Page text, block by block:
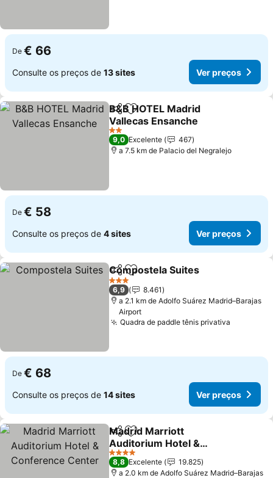
De € 66
Consulte os preços de 13 sites Ver preços
PartilharAdicionar aos favoritos
B&B HOTEL Madrid
Vallecas Ensanche
2 Estrelas
9,0 Excelente
467
a 7.5 km de Palacio del Negralejo
De € 58
Consulte os preços de 4 sites Ver preços
PartilharAdicionar aos favoritos
Compostela Suites
3 Estrelas
6,9
8.461
a 2.1 km de Adolfo Suárez Madrid–Barajas
Airport
Quadra de paddle tênis privativa
De € 68
Consulte os preços de 14 sites Ver preços
PartilharAdicionar aos favoritos
Madrid Marriott
Auditorium Hotel &
Conference Center
4 Estrelas
8,8 Excelente
19.825
a 2.0 km de Adolfo Suárez Madrid–Barajas